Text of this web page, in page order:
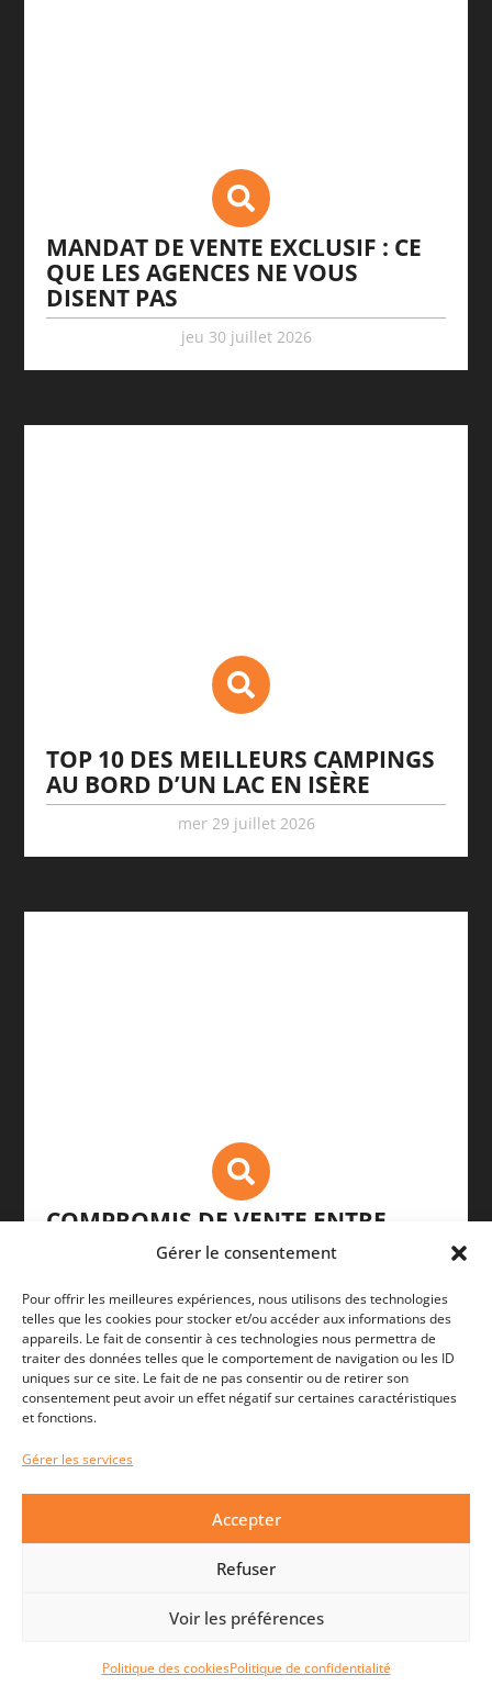
Gérer le consentement
Pour offrir les meilleures expériences, nous utilisons des technologies
telles que les cookies pour stocker et/ou accéder aux informations des
appareils. Le fait de consentir à ces technologies nous permettra de
traiter des données telles que le comportement de navigation ou les ID
uniques sur ce site. Le fait de ne pas consentir ou de retirer son
consentement peut avoir un effet négatif sur certaines caractéristiques
et fonctions.
Gérer les services
Accepter
Refuser
Voir les préférences
Politique des cookiesPolitique de confidentialité
MANDAT DE VENTE EXCLUSIF : CE
QUE LES AGENCES NE VOUS
DISENT PAS
jeu 30 juillet 2026
TOP 10 DES MEILLEURS CAMPINGS
AU BORD D’UN LAC EN ISÈRE
mer 29 juillet 2026
COMPROMIS DE VENTE ENTRE
PARTICULIERS : COMMENT LE
mer 29 juillet 2026
VOTRE AVISEST IMPORTANT !